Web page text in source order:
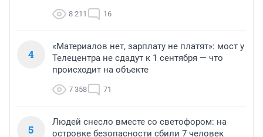
8 211 16
4
«Материалов нет, зарплату не платят»: мост у
Телецентра не сдадут к 1 сентября — что
происходит на объекте
7 358 71
5
Людей снесло вместе со светофором: на
островке безопасности сбили 7 человек